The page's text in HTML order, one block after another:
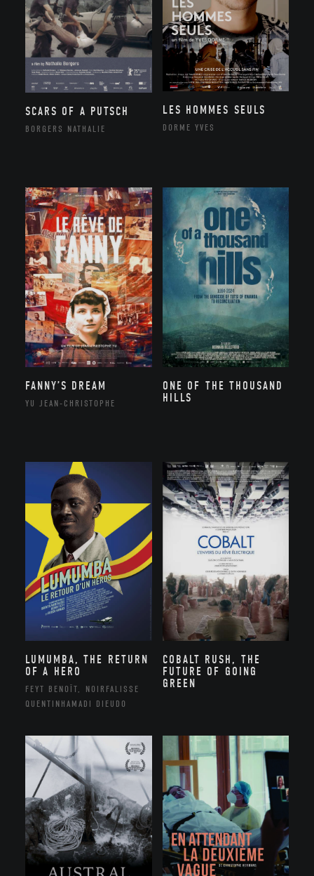
SCARS OF A PUTSCH
BORGERS NATHALIE
LES HOMMES SEULS
DORME YVES
FANNY’S DREAM
YU JEAN-CHRISTOPHE
ONE OF THE THOUSAND
HILLS
LUMUMBA, THE RETURN
OF A HERO
FEYT BENOÎT, NOIRFALISSE
QUENTINHAMADI DIEUDO
COBALT RUSH, THE
FUTURE OF GOING
GREEN